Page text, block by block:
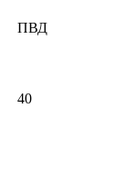
ПВД
40